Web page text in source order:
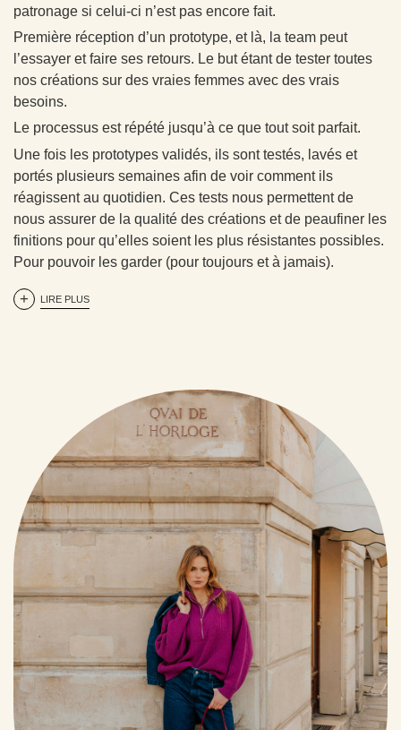
patronage si celui-ci n’est pas encore fait.
Première réception d’un prototype, et là, la team peut
l’essayer et faire ses retours. Le but étant de tester toutes
nos créations sur des vraies femmes avec des vrais
besoins.
Le processus est répété jusqu’à ce que tout soit parfait.
Une fois les prototypes validés, ils sont testés, lavés et
portés plusieurs semaines afin de voir comment ils
réagissent au quotidien. Ces tests nous permettent de
nous assurer de la qualité des créations et de peaufiner les
finitions pour qu’elles soient les plus résistantes possibles.
Pour pouvoir les garder (pour toujours et à jamais).
LIRE PLUS